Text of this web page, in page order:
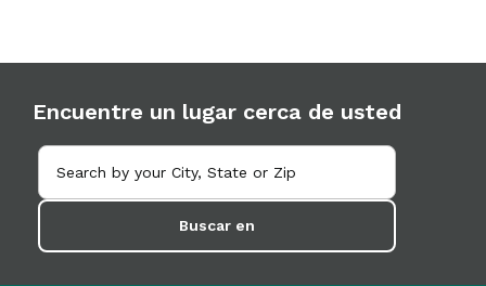
Encuentre un lugar cerca de usted
Buscar en